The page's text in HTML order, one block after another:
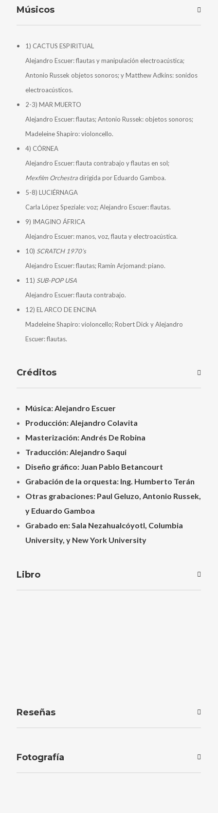
Músicos
1) CACTUS ESPIRITUAL
Alejandro Escuer: flautas y manipulación electroacústica;
Antonio Russek objetos sonoros; y Matthew Adkins: sonidos
electroacústicos.
2-3) MAR MUERTO
Alejandro Escuer: flautas; Antonio Russek: objetos sonoros;
Madeleine Shapiro: violoncello.
4) CÓRNEA
Alejandro Escuer: flauta contrabajo y flautas en sol;
Mexfilm Orchestra dirigida por Eduardo Gamboa.
5-8) LUCIÉRNAGA
Carla López Speziale: voz; Alejandro Escuer: flautas.
9) IMAGINO ÁFRICA
Alejandro Escuer: manos, voz, flauta y electroacústica.
10) SCRATCH 1970’s
Alejandro Escuer: flautas; Ramin Arjomand: piano.
11) SUB-POP USA
Alejandro Escuer: flauta contrabajo.
12) EL ARCO DE ENCINA
Madeleine Shapiro: violoncello; Robert Dick y Alejandro
Escuer: flautas.
Créditos
Música: Alejandro Escuer
Producción: Alejandro Colavita
Masterización: Andrés De Robina
Traducción: Alejandro Saqui
Diseño gráfico: Juan Pablo Betancourt
Grabación de la orquesta: Ing. Humberto Terán
Otras grabaciones: Paul Geluzo, Antonio Russek,
y Eduardo Gamboa
Grabado en: Sala Nezahualcóyotl, Columbia
University, y New York University
Libro
Reseñas
Fotografía